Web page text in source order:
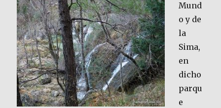
Mund
o y de
la
Sima,
en
dicho
parqu
e